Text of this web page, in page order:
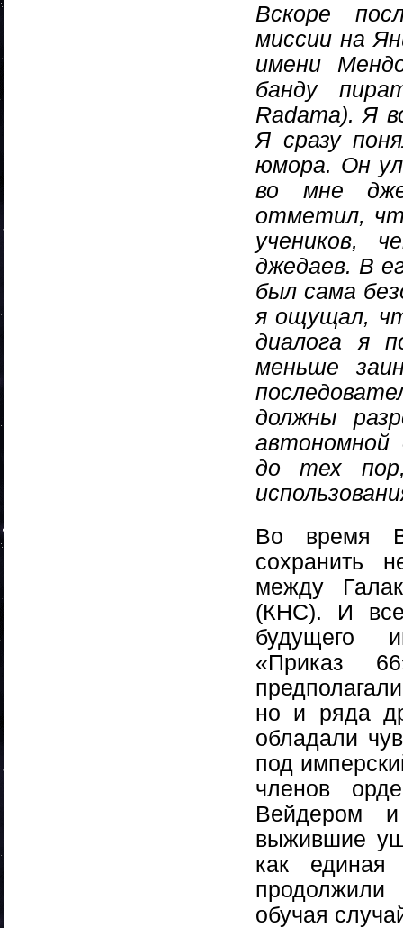
Вскоре
миссии на
имени
банду
Radama). Я
Я сразу
юмора. Он
во мне
отметил,
учеников,
джедаев. В
был сама
я ощущал,
диалога я
меньше
должны
автономной
до тех
Во время
сохранить
между
(КНС). И
будущего
«Приказ
но и ряда
обладали
под
членов
Вейдером и
выжившие
как единая
продолжили
обучая